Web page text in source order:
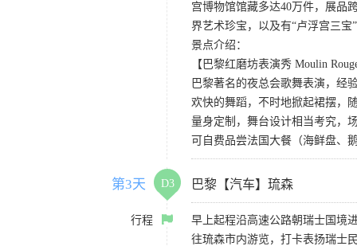
宫博物馆馆藏多达40万件，展品
界艺术珍宝，以及有“卢浮宫三宝
景点介绍：
【巴黎红磨坊表演秀 Moulin
巴黎著名的夜总会歌舞表演，经
欢快的舞蹈，不时地掀起裙摆，
量身定制，舞台设计相当考究，
可自费品尝法国大餐（海鲜盘、
第3天 D3 巴黎【汽车】琉森
行程
早上起程沿高速公路朝瑞士国境
往琉森市内游览，打卡表扬瑞士